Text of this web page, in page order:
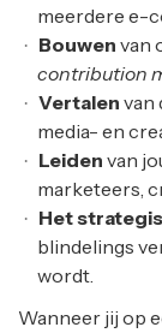
meerdere e-
Bouwen van
contribution
Vertalen van
media- en
Leiden van
marketeers,
Het
blindelings
wordt.
Wanneer jij op